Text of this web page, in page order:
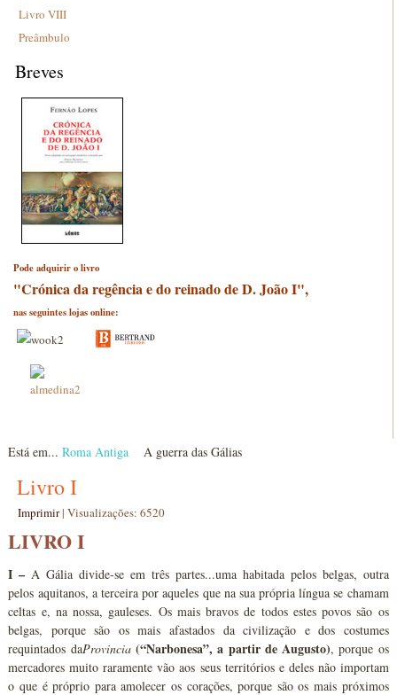
Livro VIII
Preâmbulo
Breves
Pode adquirir o livro
"Crónica da regência e do reinado de D. João I",
nas seguintes lojas online:
Está em...Roma Antiga A guerra das Gálias
Livro I
Imprimir|Visualizações: 6520
LIVRO I
I –A Gália divide-se em três partes...uma habitada pelos belgas, outra
pelos aquitanos, a terceira por aqueles que na sua própria língua se chamam
celtas e, na nossa, gauleses. Os mais bravos de todos estes povos são os
belgas, porque são os mais afastados da civilização e dos costumes
requintados daProvincia (“Narbonesa”, a partir de Augusto), porque os
mercadores muito raramente vão aos seus territórios e deles não importam
o que é próprio para amolecer os corações, porque são os mais próximos